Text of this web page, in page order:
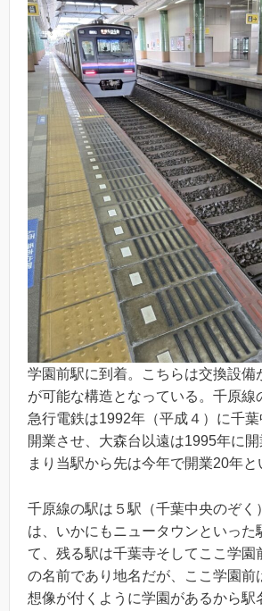
学園前駅に到着。こちらは交換設備
が可能な構造となっている。千原線
急行電鉄は1992年（平成４）に千
開業させ、大森台以遠は1995年に
まり当駅から先は今年で開業20年と
千原線の駅は５駅（千葉中央のぞく
は、いかにもニュータウンといった
て、残る駅は千葉寺そしてここ学園
の名前であり地名だが、ここ学園前
想像が付くように学園があるから駅